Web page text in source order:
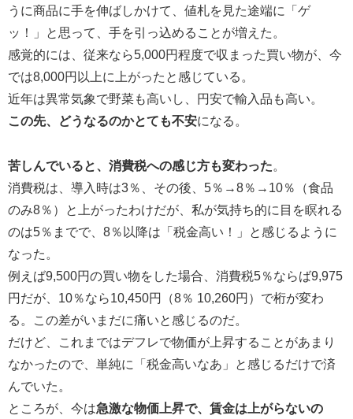
うに商品に手を伸ばしかけて、値札を見た途端に「ゲ
ッ！」と思って、手を引っ込めることが増えた。
感覚的には、従来なら5,000円程度で収まった買い物が、今
では8,000円以上に上がったと感じている。
近年は異常気象で野菜も高いし、円安で輸入品も高い。
この先、どうなるのかとても不安になる。
苦しんでいると、消費税への感じ方も変わった。
消費税は、導入時は3％、その後、5％→8％→10％（食品
のみ8％）と上がったわけだが、私が気持ち的に目を瞑れる
のは5％までで、8％以降は「税金高い！」と感じるように
なった。
例えば9,500円の買い物をした場合、消費税5％ならば9,975
円だが、10％なら10,450円（8％ 10,260円）で桁が変わ
る。この差がいまだに痛いと感じるのだ。
だけど、これまではデフレで物価が上昇することがあまり
なかったので、単純に「税金高いなあ」と感じるだけで済
んでいた。
ところが、今は急激な物価上昇で、賃金は上がらないの